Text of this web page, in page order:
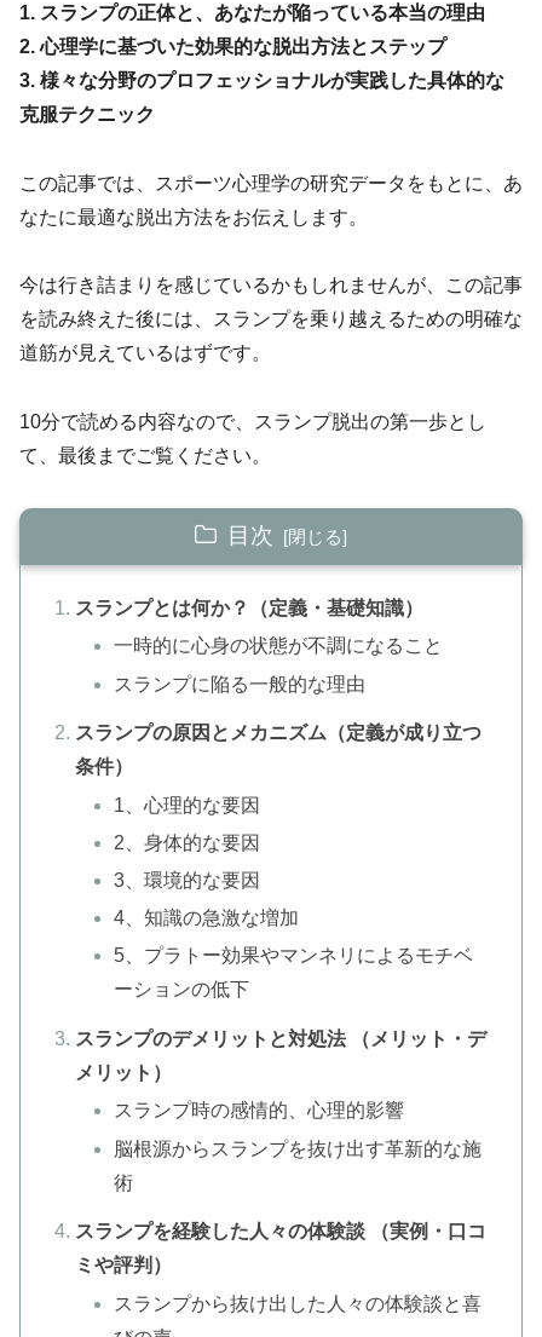
1. スランプの正体と、あなたが陥っている本当の理由
2. 心理学に基づいた効果的な脱出方法とステップ
3. 様々な分野のプロフェッショナルが実践した具体的な
克服テクニック
この記事では、スポーツ心理学の研究データをもとに、あ
なたに最適な脱出方法をお伝えします。
今は行き詰まりを感じているかもしれませんが、この記事
を読み終えた後には、スランプを乗り越えるための明確な
道筋が見えているはずです。
10分で読める内容なので、スランプ脱出の第一歩とし
て、最後までご覧ください。
目次
スランプとは何か？（定義・基礎知識）
一時的に心身の状態が不調になること
スランプに陥る一般的な理由
スランプの原因とメカニズム（定義が成り立つ
条件）
1、心理的な要因
2、身体的な要因
3、環境的な要因
4、知識の急激な増加
5、プラトー効果やマンネリによるモチベ
ーションの低下
スランプのデメリットと対処法 （メリット・デ
メリット）
スランプ時の感情的、心理的影響
脳根源からスランプを抜け出す革新的な施
術
スランプを経験した人々の体験談 （実例・口コ
ミや評判）
スランプから抜け出した人々の体験談と喜